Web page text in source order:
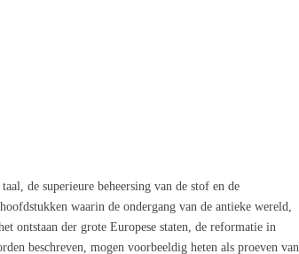
de superieure beheersing van de stof en de
waarin de ondergang van de antieke wereld,
ontstaan der grote Europese staten, de reformatie in
beschreven, mogen voorbeeldig heten als proeven van